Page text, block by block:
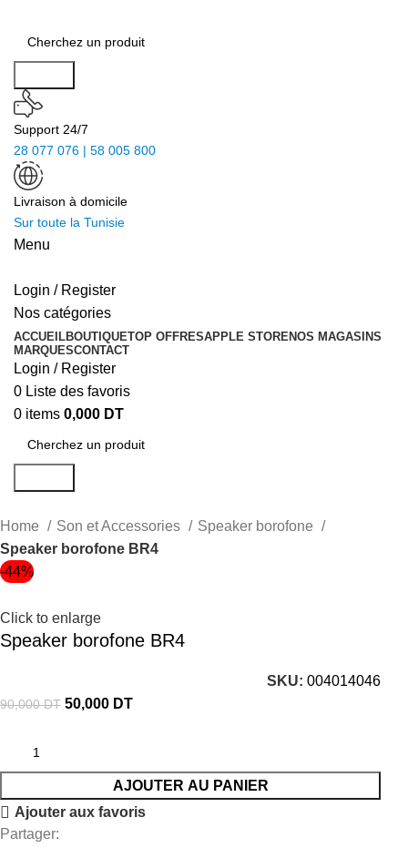
Support 24/7
28 077 076 | 58 005 800
Livraison à domicile
Sur toute la Tunisie
Menu
Login / Register
Nos catégories
ACCUEILBOUTIQUETOP OFFRESAPPLE STORENOS MAGASINS
MARQUESCONTACT
Login / Register
0 Liste des favoris
0 items 0,000 DT
Home Son et Accessories
Speaker borofone
Speaker borofone BR4
-44%
Click to enlarge
Speaker borofone BR4
SKU:004014046
90,000DT 50,000 DT
AJOUTER AU PANIER
Ajouter aux favoris
Partager: